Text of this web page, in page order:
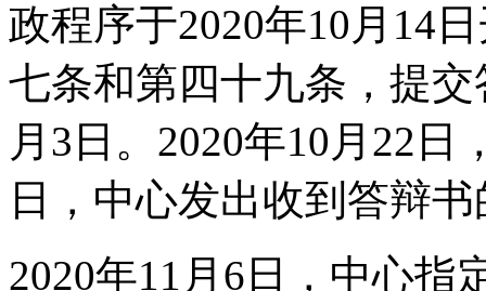
政程序于2020年10月14
七条和第四十九条，提
月3日。2020年10月22
日，中心发出收到答辩
2020年11月6日，中心指